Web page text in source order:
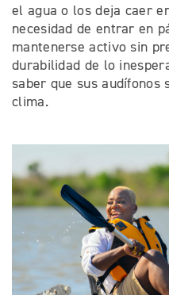
el agua o los deja caer
necesidad de entrar en
mantenerse activo sin
durabilidad de lo
saber que sus
clima.